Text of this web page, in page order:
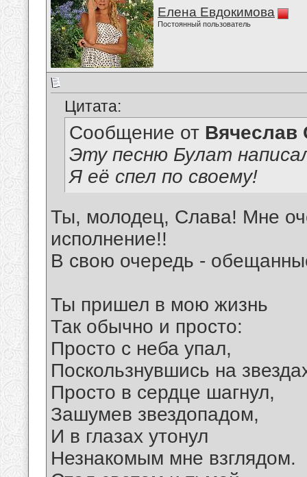
Елена Евдокимова
Постоянный пользователь
Цитата:
Сообщение от Вячеслав
Эту песню Булат
Я её спел по своему!
Ты, молодец, Слава! Мне
исполнение!!
В свою очередь -
Ты пришел в мою жизнь
Так обычно и просто:
Просто с неба упал,
Поскользнувшись на
Просто в сердце шагнул,
Зашумев звездопадом,
И в глазах утонул
Незнакомым мне взглядом.